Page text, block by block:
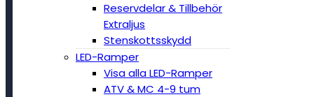
Reservdelar & Tillbehör
Extraljus
Stenskottsskydd
LED-Ramper
Visa alla LED-Ramper
ATV & MC 4-9 tum